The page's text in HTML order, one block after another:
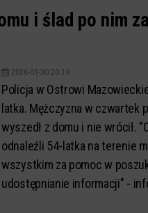
i ślad po nim
2026-01-30 20:19
Policja w Ostrowi
latka. Mężczyzna w czwartek
wyszedł z domu i nie wrócił.
odnaleźli 54-latka na terenie
wszystkim za pomoc w
udostępnianie informacji" -